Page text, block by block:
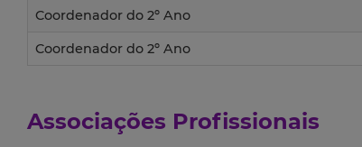
Coordenador do 2º Ano
Coordenador do 2º Ano
Associações Profissionais